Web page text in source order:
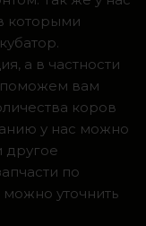
которыми
а в частности
поможем вам
коров
у нас можно
другое
по
уточнить